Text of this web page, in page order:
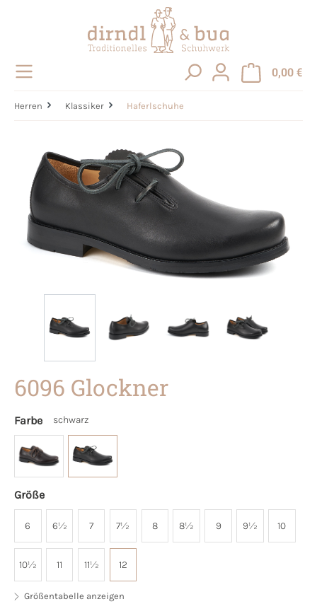
0,00 €
Herren Klassiker Haferlschuhe
6096 Glockner
Farbe schwarz
Größe
6 6½ 7 7½ 8 8½ 9 9½ 10
10½ 11 11½ 12
Größentabelle anzeigen